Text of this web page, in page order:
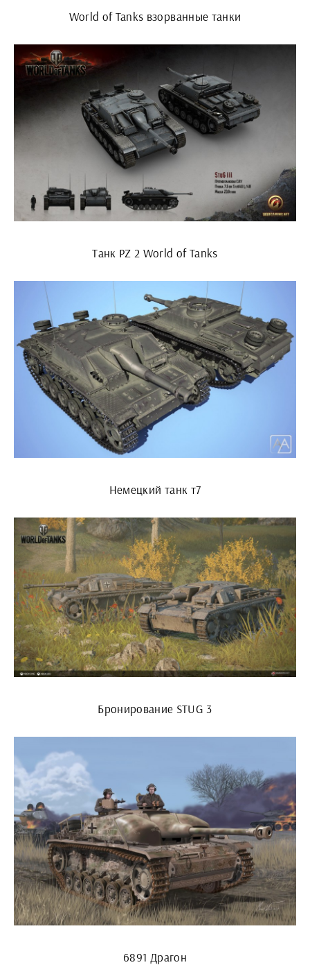
World of Tanks взорванные танки
Танк PZ 2 World of Tanks
Немецкий танк т7
Бронирование STUG 3
6891 Драгон